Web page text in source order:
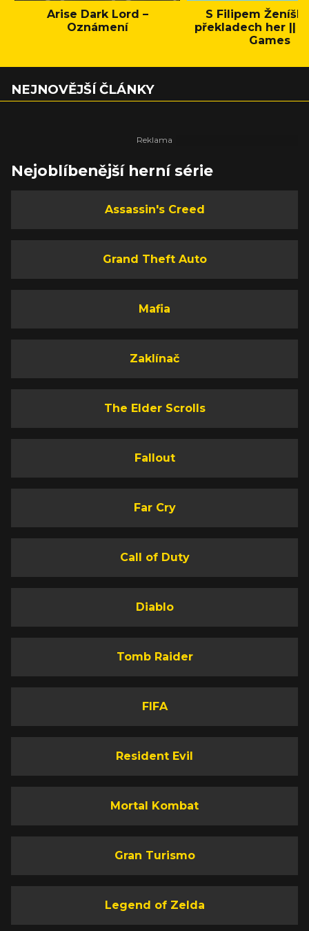
Arise Dark Lord –
Oznámení
S Filipem
překladech her ||
Games
NEJNOVĚJŠÍ ČLÁNKY
Nejoblíbenější herní série
Assassin's Creed
Grand Theft Auto
Mafia
Zaklínač
The Elder Scrolls
Fallout
Far Cry
Call of Duty
Diablo
Tomb Raider
FIFA
Resident Evil
Mortal Kombat
Gran Turismo
Legend of Zelda